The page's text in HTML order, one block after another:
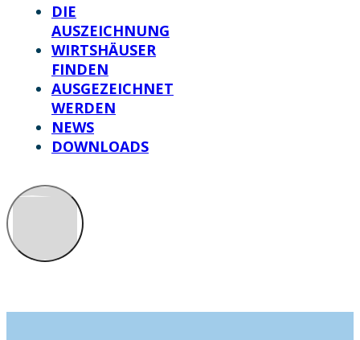
DIE
AUSZEICHNUNG
WIRTSHÄUSER
FINDEN
AUSGEZEICHNET
WERDEN
NEWS
DOWNLOADS